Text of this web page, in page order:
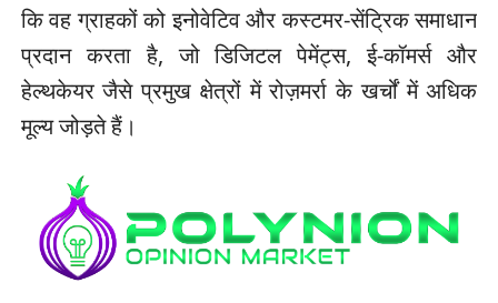
कि वह ग्राहकों को इनोवेटिव और कस्टमर-सेंट्रिक समाधान
प्रदान करता है, जो डिजिटल पेमेंट्स, ई-कॉमर्स और
हेल्थकेयर जैसे प्रमुख क्षेत्रों में रोज़मर्रा के खर्चों में अधिक
मूल्य जोड़ते हैं।